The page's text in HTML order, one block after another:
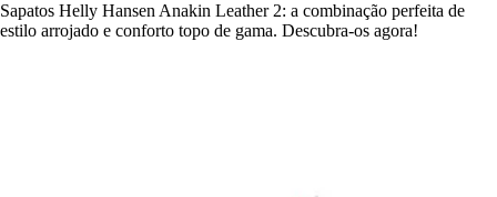
Sapatos Helly Hansen Anakin Leather 2: a combinação perfeita de
estilo arrojado e conforto topo de gama. Descubra-os agora!